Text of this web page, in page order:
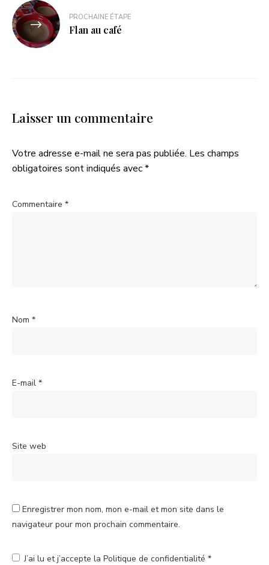
PROCHAINE ÉTAPE
Flan au café
Laisser un commentaire
Votre adresse e-mail ne sera pas publiée. Les champs
obligatoires sont indiqués avec*
Commentaire *
Nom *
E-mail *
Site web
Enregistrer mon nom, mon e-mail et mon site dans le
navigateur pour mon prochain commentaire.
J’ai lu et j’accepte la Politique de confidentialité *